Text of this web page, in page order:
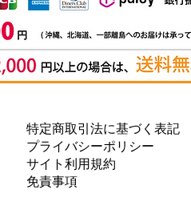
特定商取引法に基づく表記
プライバシーポリシー
サイト利用規約
免責事項